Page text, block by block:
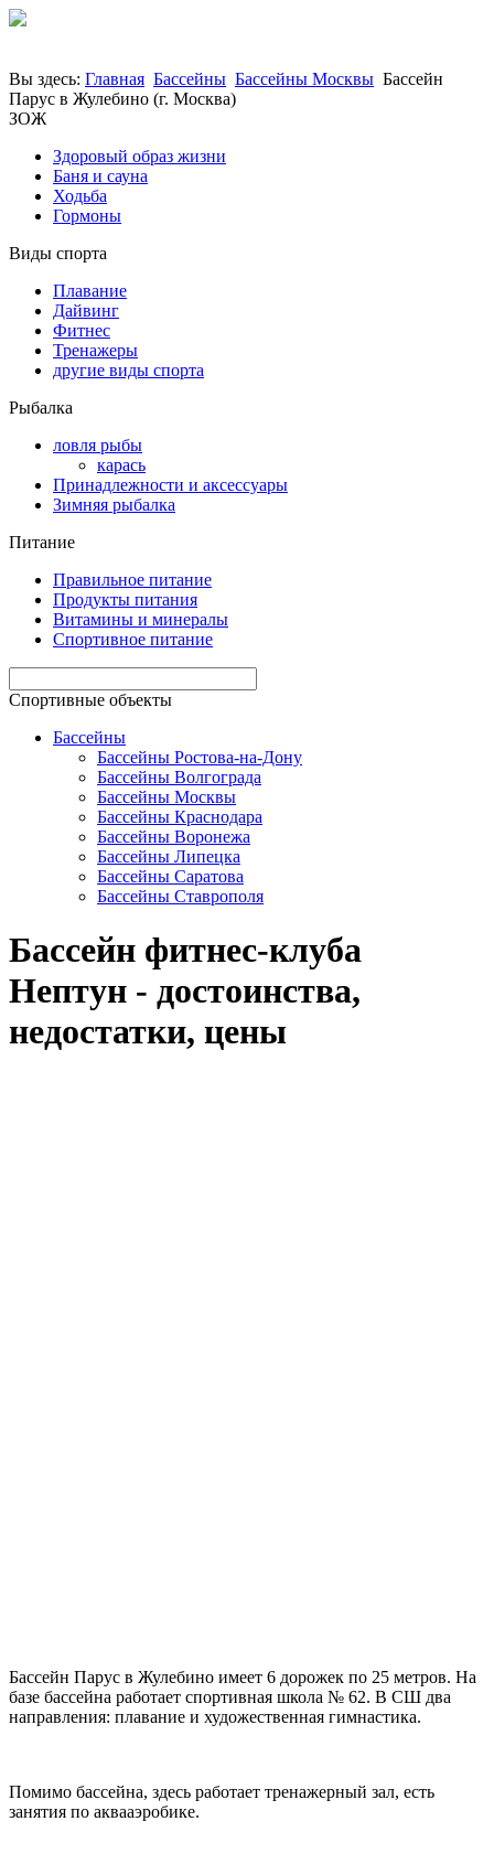
Вы здесь: Главная Бассейны Бассейны Москвы Бассейн
Парус в Жулебино (г. Москва)
ЗОЖ
Здоровый образ жизни
Баня и сауна
Ходьба
Гормоны
Виды спорта
Плавание
Дайвинг
Фитнес
Тренажеры
другие виды спорта
Рыбалка
ловля рыбы
карась
Принадлежности и аксессуары
Зимняя рыбалка
Питание
Правильное питание
Продукты питания
Витамины и минералы
Спортивное питание
Спортивные объекты
Бассейны
Бассейны Ростова-на-Дону
Бассейны Волгограда
Бассейны Москвы
Бассейны Краснодара
Бассейны Воронежа
Бассейны Липецка
Бассейны Саратова
Бассейны Ставрополя
Бассейн фитнес-клуба
Нептун - достоинства,
недостатки, цены
Бассейн Парус в Жулебино имеет 6 дорожек по 25 метров. На
базе бассейна работает спортивная школа № 62. В СШ два
направления: плавание и художественная гимнастика.
Помимо бассейна, здесь работает тренажерный зал, есть
занятия по аквааэробике.